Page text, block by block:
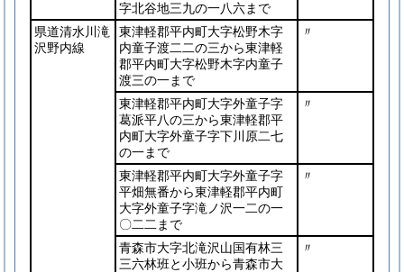
字北谷地三九の一八六まで
県道清水川滝
沢野内線
東津軽郡平内町大字松野木字
内童子渡二二の三から東津軽
郡平内町大字松野木字内童子
渡三の一まで
〃
東津軽郡平内町大字外童子字
葛派平八の三から東津軽郡平
内町大字外童子字下川原二七
の一まで
〃
東津軽郡平内町大字外童子字
平畑無番から東津軽郡平内町
大字外童子字滝ノ沢一二の一
〇二二まで
〃
青森市大字北滝沢山国有林三
三六林班と小班から青森市大
〃